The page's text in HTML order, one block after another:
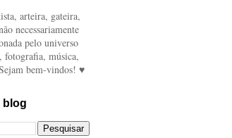
arteira, gateira,
necessariamente
pelo universo
fotografia, música,
bem-vindos! ♥
blog